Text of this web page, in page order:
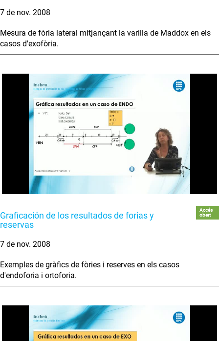
7 de nov. 2008
Mesura de fòria lateral mitjançant la varilla de Maddox en els
casos d'exofòria.
Graficación de los resultados de forias y
reservas
Accés
obert
7 de nov. 2008
Exemples de gràfics de fòries i reserves en els casos
d'endoforia i ortoforia.